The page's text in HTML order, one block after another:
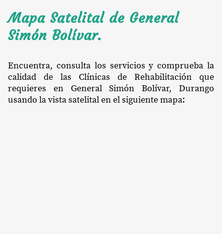
Mapa Satelital de General
Simón Bolívar.
Encuentra, consulta los servicios y comprueba la
calidad de las Clínicas de Rehabilitación que
requieres en General Simón Bolívar, Durango
usando la vista satelital en el siguiente mapa: